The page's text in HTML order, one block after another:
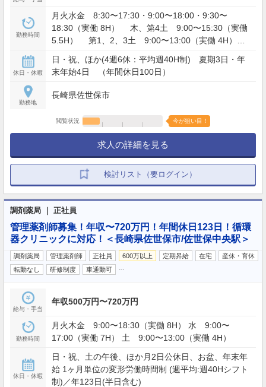
勤務時間
月火水金 8:30〜17:30・9:00〜18:00・9:30〜
18:30（実働 8H） 木、第4土 9:00〜15:30（実働
5.5H） 第1、2、3土 9:00〜13:00（実働 4H）
休日・休暇
日・祝、ほか(4週6休：平均週40H制) 夏期3日・年
末年始4日 （年間休日100日）
勤務地
長崎県佐世保市
閲覧状況 今が狙い目！
求人の詳細を見る
検討リスト（要ログイン）
調剤薬局 ｜ 正社員
管理薬剤師募集！年収〜720万円！年間休日123日！循環
器クリニックに対応！＜長崎県佐世保市/佐世保中央駅＞
調剤薬局 管理薬剤師 正社員 600万以上 定期昇給 在宅
産休・育休
転勤なし
研修制度 車通勤可
給与・手当
年収500万円〜720万円
勤務時間
月火木金 9:00〜18:30（実働 8H） 水 9:00〜
17:00（実働 7H） 土 9:00〜13:00（実働 4H）
休日・休暇
日・祝、土の午後、ほか月2日公休日、お盆、年末年
始 1ヶ月単位の変形労働時間制 (週平均:週40Hシフト
制)／年123日(半日含む)